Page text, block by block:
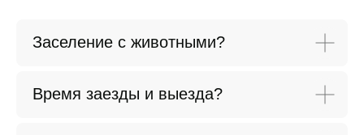
Заселение с животными?
Время заезды и выезда?